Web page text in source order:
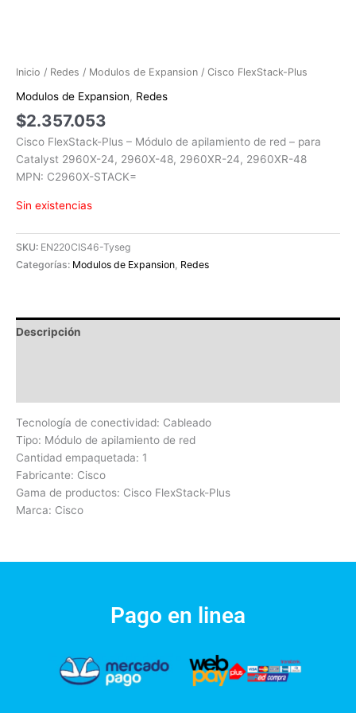
Inicio / Redes / Modulos de Expansion / Cisco FlexStack-Plus
Modulos de Expansion, Redes
$2.357.053
Cisco FlexStack-Plus – Módulo de apilamiento de red – para
Catalyst 2960X-24, 2960X-48, 2960XR-24, 2960XR-48
MPN: C2960X-STACK=
Sin existencias
SKU: EN220CIS46-Tyseg
Categorías: Modulos de Expansion, Redes
Descripción
Tecnología de conectividad: Cableado
Tipo: Módulo de apilamiento de red
Cantidad empaquetada: 1
Fabricante: Cisco
Gama de productos: Cisco FlexStack-Plus
Marca: Cisco
Pago en linea